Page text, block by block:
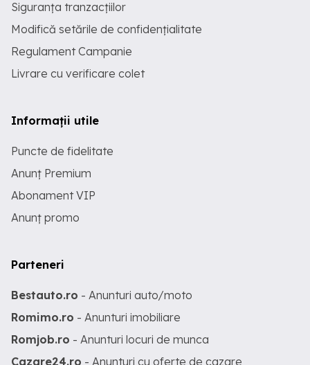
Siguranța tranzacțiilor
Modifică setările de confidențialitate
Regulament Campanie
Livrare cu verificare colet
Informații utile
Puncte de fidelitate
Anunț Premium
Abonament VIP
Anunț promo
Parteneri
Bestauto.ro - Anunturi auto/moto
Romimo.ro - Anunturi imobiliare
Romjob.ro - Anunturi locuri de munca
Cazare24.ro - Anunturi cu oferte de cazare